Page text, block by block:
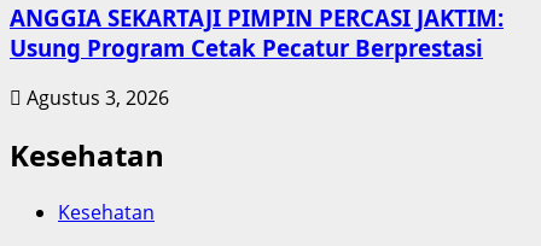
ANGGIA SEKARTAJI PIMPIN PERCASI JAKTIM:
Usung Program Cetak Pecatur Berprestasi
Agustus 3, 2026
Kesehatan
Kesehatan